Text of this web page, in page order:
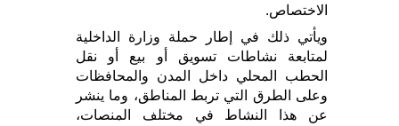
الاختصاص.
ويأتي ذلك في إطار حملة وزارة الداخلية
لمتابعة نشاطات تسويق أو بيع أو نقل
الحطب المحلي داخل المدن والمحافظات
وعلى الطرق التي تربط المناطق، وما ينشر
عن هذا النشاط في مختلف المنصات،